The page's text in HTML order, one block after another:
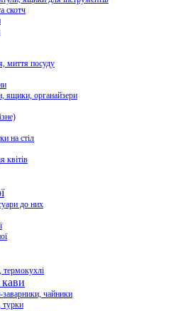
скотч
миття посуду
ящики, органайзери
на стіл
квітів
до них
термокухлі
чайники
турки